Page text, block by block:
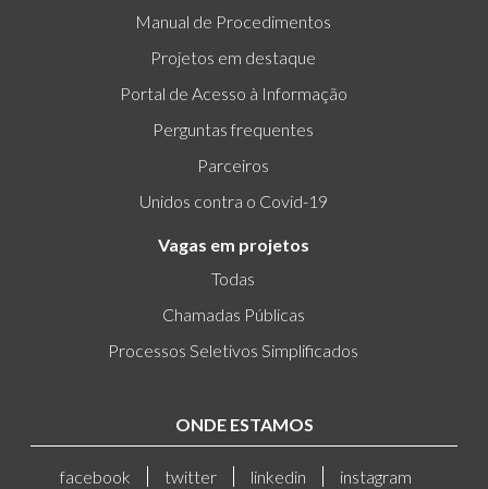
Manual de Procedimentos
Projetos em destaque
Portal de Acesso à Informação
Perguntas frequentes
Parceiros
Unidos contra o Covid-19
Vagas em projetos
Todas
Chamadas Públicas
Processos Seletivos Simplificados
ONDE ESTAMOS
facebook twitter linkedin instagram